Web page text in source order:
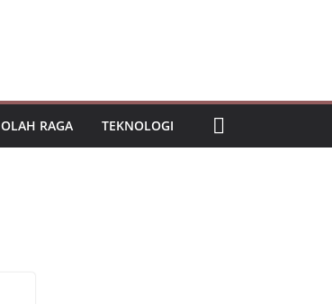
OLAH RAGA TEKNOLOGI